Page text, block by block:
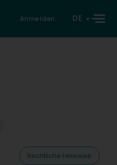
Anmelden DE
Rechtliche Hinweise